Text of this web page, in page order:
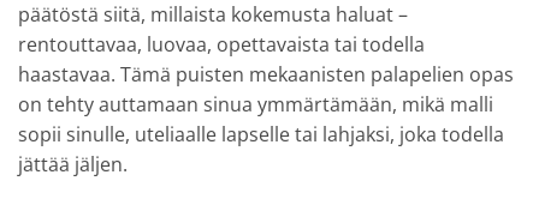
päätöstä siitä, millaista kokemusta haluat –
rentouttavaa, luovaa, opettavaista tai todella
haastavaa. Tämä puisten mekaanisten palapelien opas
on tehty auttamaan sinua ymmärtämään, mikä malli
sopii sinulle, uteliaalle lapselle tai lahjaksi, joka todella
jättää jäljen.